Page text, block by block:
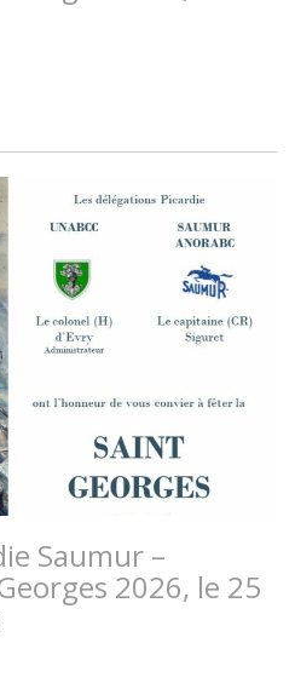
Saumur –
2026, le 25